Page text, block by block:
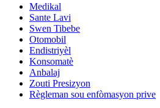
Medikal
Sante Lavi
Swen Tibebe
Otomobil
Endistriyèl
Konsomatè
Anbalaj
Zouti Presizyon
Règleman sou enfòmasyon prive